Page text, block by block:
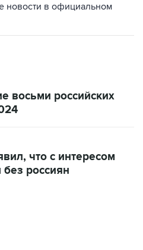
новости в официальном
восьми российских
что с интересом
россиян